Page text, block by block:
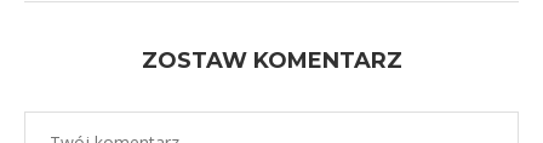
ZOSTAW KOMENTARZ